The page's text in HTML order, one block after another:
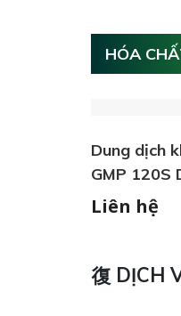
HÓA
Dung dịch
GMP 120S
Liên hệ
DỊCH